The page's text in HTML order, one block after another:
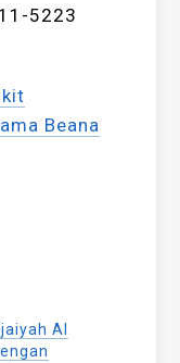
5223
Beana
Al